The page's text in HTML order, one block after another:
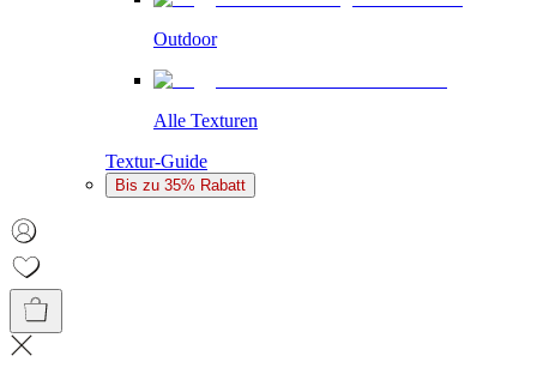
Outdoor
Alle Texturen
Textur-Guide
Bis zu 35% Rabatt